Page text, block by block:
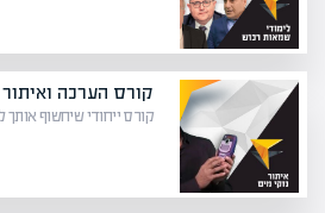
קורס הערכה
קורס ייחודי שיחשוף אותך